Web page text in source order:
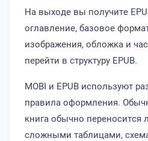
На выходе вы получите
оглавление, базовое
изображения, обложка и
перейти в структуру EPUB.
MOBI и EPUB используют
правила оформления.
книга обычно переносится
сложными таблицами,